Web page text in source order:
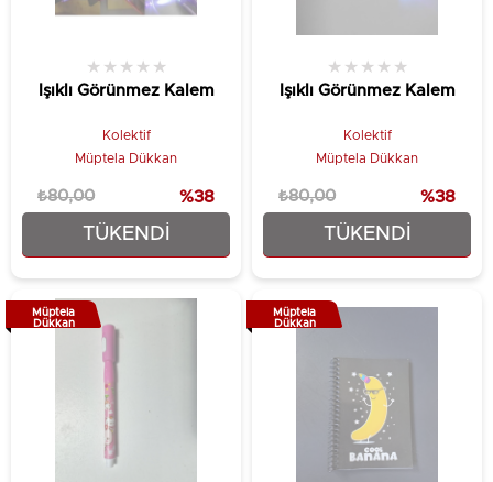
TÜKENDI
Işıklı Görünmez Kalem
★ ★ ★ ★ ★
Kolektif
Müptela Dükkan
₺49,90
₺80,00 %38
TÜKENDI
Işıklı Görünmez Kalem
★ ★ ★ ★ ★
Kolektif
Müptela Dükkan
₺49,90
₺80,00 %38
Müptela
Dükkan
Müptela
Dükkan